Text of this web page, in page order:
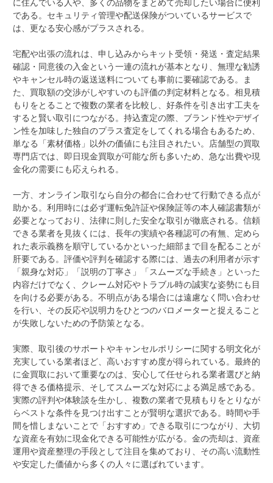
である。セキュリティ管理や配送保険がついているサービスで
は、更なる安心感がプラスされる。
宅配や出張の流れは、申し込みからキット受領・発送・査定結果
確認・同意後の入金という一連の流れが基本となり、無理な勧誘
やキャンセル時の返送送料についても事前に要確認である。ま
た、買取額の交渉がしやすいのも評価の判定材料となる。相見積
もりをとることで複数の業者を比較し、好条件を引き出す工夫を
すると賢い取引につながる。持込査定の際、ブランド性やデザイ
ン性を加味した独自のプラス査定をしてくれる場合もあるため、
単なる「素材価格」以外の価値にも注目されたい。店舗型の買取
専門店では、即日現金買取が可能な所も多いため、急な出費や現
金化の需要にも応えられる。
一方、オンライン取引なら自分の都合に合わせて行動できる点が
助かる。利用時には必ず運転免許証や保険証等の本人確認書類が
必要となっており、法律に則した安全な取引が徹底される。信頼
できる業者を見抜くには、長年の実績や各種認可の有無、定めら
れた表示義務を順守しているかといった細部まで目を配ることが
肝要である。評価や評判を確認する際には、過去の利用者が示す
「親身な対応」「説明の丁寧さ」「スムーズな手続き」といった
内容だけでなく、クレーム対応やトラブル時の誠実な姿勢にも目
を向ける必要がある。不明点がある場合には遠慮なく問い合わせ
を行い、その反応や説明力をひとつのバロメーターと捉えること
が失敗しないための予防策となる。
実際、取引後のサポートやキャンセルポリシーに関する明文化が
充実している業者ほど、高いおすすめ度が得られている。最終的
に金買取において重要なのは、安心して任せられる業者選びと納
得できる価格提示、そしてスムーズな対応による満足感である。
実際の評判や体験談を生かし、複数の業者で見積もりをとりなが
らベストな条件を見つけ出すことが賢明な選択である。時間や手
間を惜しまないことで「おすすめ」できる取引につながり、大切
な資産を有効に現金化できる可能性が広がる。金の売却は、資産
運用や資産整理の手段として注目を集めており、その高い流動性
や安定した価値から多くの人々に選ばれています。